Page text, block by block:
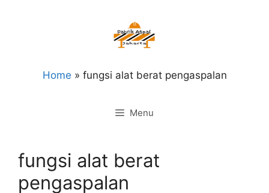
Home » fungsi alat berat pengaspalan
Menu
fungsi alat berat
pengaspalan